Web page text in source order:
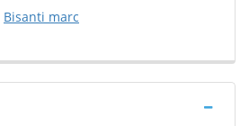
Bisanti marc